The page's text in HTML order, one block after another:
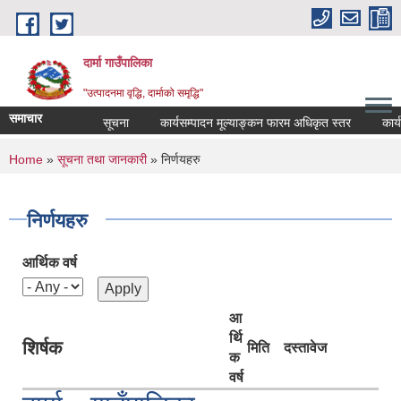
Skip to main content
दार्मा गाउँपालिका
"उत्पादनमा वृद्धि, दार्माको समृद्धि"
समाचार कार्यसम्पादन मूल्याङ्कन फारम अधिकृत स्तर
You are here
Home » सूचना तथा जानकारी» निर्णयहरु
निर्णयहरु
आर्थिक वर्ष
शिर्षक
आ
र्थि
क
वर्ष
मिति दस्तावेज